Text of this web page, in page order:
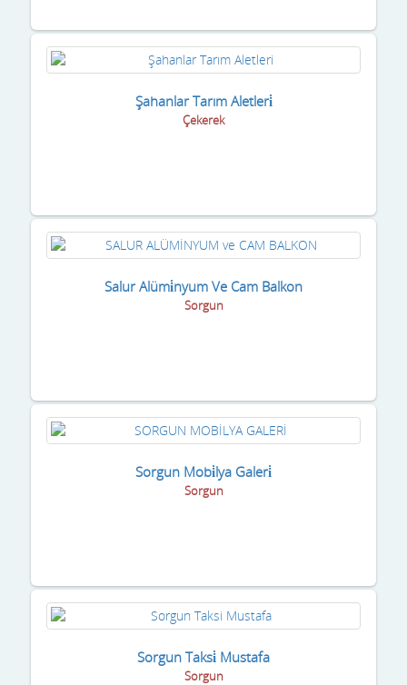
Şahanlar Tarım Aletleri̇
Çekerek
Salur Alümi̇nyum Ve Cam Balkon
Sorgun
Sorgun Mobi̇lya Galeri̇
Sorgun
Sorgun Taksi̇ Mustafa
Sorgun